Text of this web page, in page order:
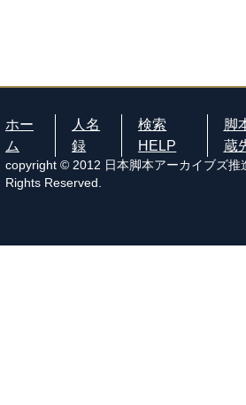
ホー
ム
人名
録
検索
HELP
脚
蔵
copyright © 2012 日本脚本アーカイブズ推
Rights Reserved.